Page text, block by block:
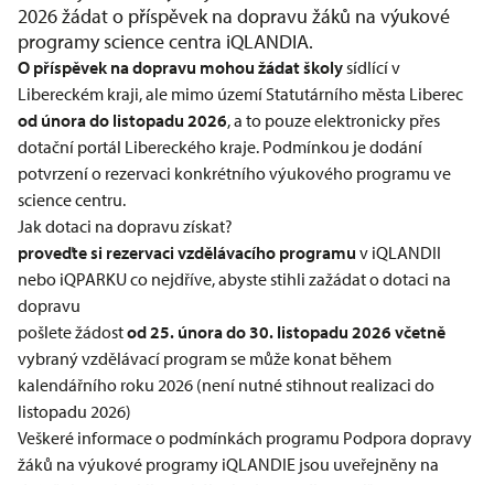
2026 žádat o příspěvek na dopravu žáků na výukové
programy science centra iQLANDIA.
O příspěvek na dopravu mohou žádat školysídlící v
Libereckém kraji, ale mimo území Statutárního města Liberec
od února do listopadu 2026, a to pouze elektronicky přes
dotační portál Libereckého kraje. Podmínkou je dodání
potvrzení o rezervaci konkrétního výukového programu ve
science centru.
Jak dotaci na dopravu získat?
proveďte si rezervaci vzdělávacího programu v iQLANDII
nebo iQPARKU co nejdříve, abyste stihli zažádat o dotaci na
dopravu
pošlete žádostod 25. února do 30. listopadu 2026 včetně
vybraný vzdělávací program se může konat během
kalendářního roku 2026 (není nutné stihnout realizaci do
listopadu 2026)
Veškeré informace o podmínkách programu Podpora dopravy
žáků na výukové programy iQLANDIE jsou uveřejněny na